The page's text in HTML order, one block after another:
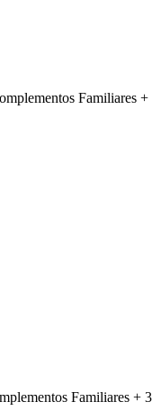
Familiares +
Familiares + 3